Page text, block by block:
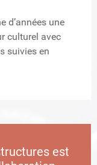
d’années une
culturel avec
suivies en
est